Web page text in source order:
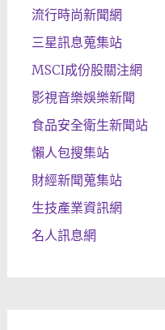
流行時尚新聞網
三星訊息蒐集站
MSCI成份股關注網
影視音樂娛樂新聞
食品安全衛生新聞站
懶人包搜集站
財經新聞蒐集站
生技產業資訊網
名人訊息網